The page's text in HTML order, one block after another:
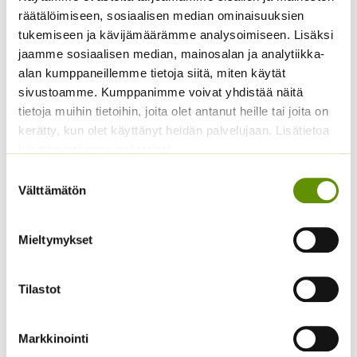
räätälöimiseen, sosiaalisen median ominaisuuksien
tukemiseen ja kävijämäärämme analysoimiseen. Lisäksi
jaamme sosiaalisen median, mainosalan ja analytiikka-
alan kumppaneillemme tietoja siitä, miten käytät
sivustoamme. Kumppanimme voivat yhdistää näitä
tietoja muihin tietoihin, joita olet antanut heille tai joita on
kerätty, kun olet käyttänyt heidän palvelujaan. Lisätietoa
valinta
Välttämätön
Mieltymykset
Tilastot
Markkinointi
Tuntokasvi / Mimosa
2,90€ – 6,50€Hintaluokka:
-
6,50 €
Sisältää
arvonlisäveron
ryhmäsamettikukka
Super Hero Deep Yellow
2,00€ – 12,00€Hintaluokka:
2,00 €
-
12,00 €
arvonlisäveron
Härmesalvia Fairy
arvonlisäveron
Tarhakukonkannus
Sisältää arvonlisäveron